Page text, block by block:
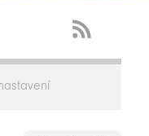
Feed